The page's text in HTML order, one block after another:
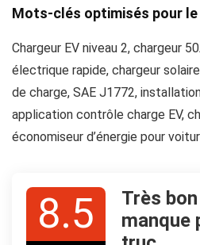
Mots-clés optimisés pour
Chargeur EV niveau 2, chargeur
électrique rapide, chargeur
de charge, SAE J1772,
application contrôle charge EV,
économiseur d’énergie pour
8.5
Très
manque